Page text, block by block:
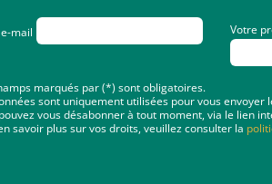
mail Votre
marqués par (*) sont obligatoires.
sont uniquement utilisées pour vous
vous désabonner à tout moment, via le lien
savoir plus sur vos droits, veuillez consulter la